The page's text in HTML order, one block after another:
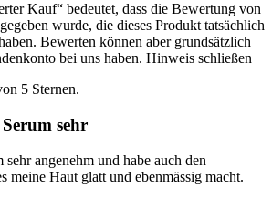
Kauf“ bedeutet, dass die Bewertung von
wurde, die dieses Produkt tatsächlich
Bewerten können aber grundsätzlich
bei uns haben. Hinweis schließen
5 Sternen.
sehr
sehr angenehm und habe auch den
meine Haut glatt und ebenmässig macht.